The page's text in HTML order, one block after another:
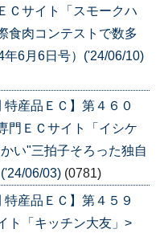
サイト「スモークハ
肉コンテストで数多
年6月6日号）('24/06/10)
特産品ＥＣ】第４６０
ＥＣサイト「イシケ
い"三拍子そろった独自
06/03) (0781)
特産品ＥＣ】第４５９
ト「キッチン大友」>